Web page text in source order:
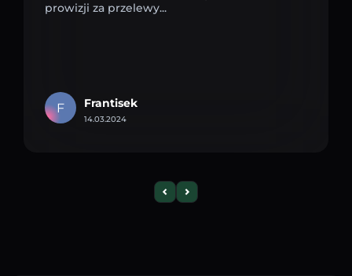
prowizji za przelewy...
F Frantisek
14.03.2024